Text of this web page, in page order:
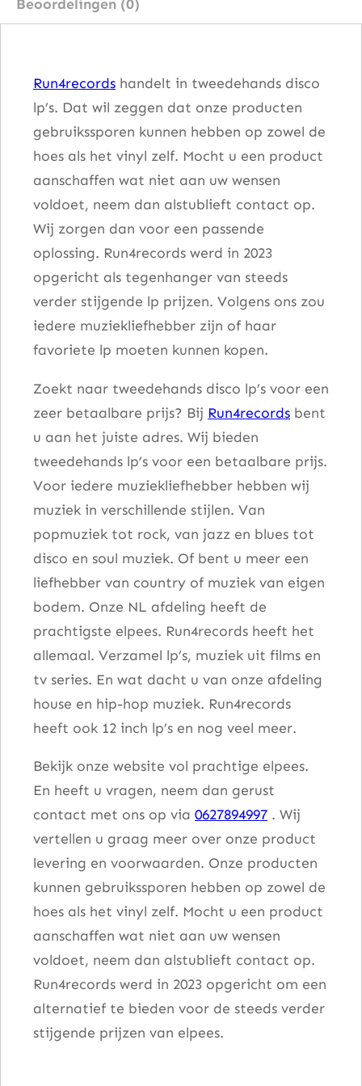
Beoordelingen (0)
Run4records handelt in tweedehands disco
lp’s. Dat wil zeggen dat onze producten
gebruikssporen kunnen hebben op zowel de
hoes als het vinyl zelf. Mocht u een product
aanschaffen wat niet aan uw wensen
voldoet, neem dan alstublieft contact op.
Wij zorgen dan voor een passende
oplossing. Run4records werd in 2023
opgericht als tegenhanger van steeds
verder stijgende lp prijzen. Volgens ons zou
iedere muziekliefhebber zijn of haar
favoriete lp moeten kunnen kopen.
Zoekt naar tweedehands disco lp’s voor een
zeer betaalbare prijs? Bij Run4records bent
u aan het juiste adres. Wij bieden
tweedehands lp’s voor een betaalbare prijs.
Voor iedere muziekliefhebber hebben wij
muziek in verschillende stijlen. Van
popmuziek tot rock, van jazz en blues tot
disco en soul muziek. Of bent u meer een
liefhebber van country of muziek van eigen
bodem. Onze NL afdeling heeft de
prachtigste elpees. Run4records heeft het
allemaal. Verzamel lp’s, muziek uit films en
tv series. En wat dacht u van onze afdeling
house en hip-hop muziek. Run4records
heeft ook 12 inch lp’s en nog veel meer.
Bekijk onze website vol prachtige elpees.
En heeft u vragen, neem dan gerust
contact met ons op via 0627894997 . Wij
vertellen u graag meer over onze product
levering en voorwaarden. Onze producten
kunnen gebruikssporen hebben op zowel de
hoes als het vinyl zelf. Mocht u een product
aanschaffen wat niet aan uw wensen
voldoet, neem dan alstublieft contact op.
Run4records werd in 2023 opgericht om een
alternatief te bieden voor de steeds verder
stijgende prijzen van elpees.